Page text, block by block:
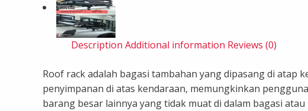
Description Additional information Reviews (0)
Roof rack adalah bagasi tambahan yang dipasang di atap
penyimpanan di atas kendaraan, memungkinkan
barang besar lainnya yang tidak muat di dalam bagasi